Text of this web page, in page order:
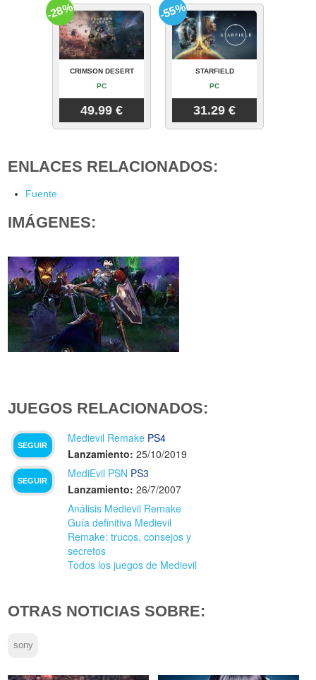
CRIMSON DESERT
PC
49.99 €
-28%
STARFIELD
PC
31.29 €
-55%
ENLACES RELACIONADOS:
Fuente
IMÁGENES:
JUEGOS RELACIONADOS:
SEGUIR
Medievil Remake PS4
Lanzamiento: 25/10/2019
SEGUIR
MediEvil PSN PS3
Lanzamiento: 26/7/2007
Análisis Medievil Remake
Guía definitiva Medievil
Remake: trucos, consejos y
secretos
Todos los juegos de Medievil
OTRAS NOTICIAS SOBRE:
sony